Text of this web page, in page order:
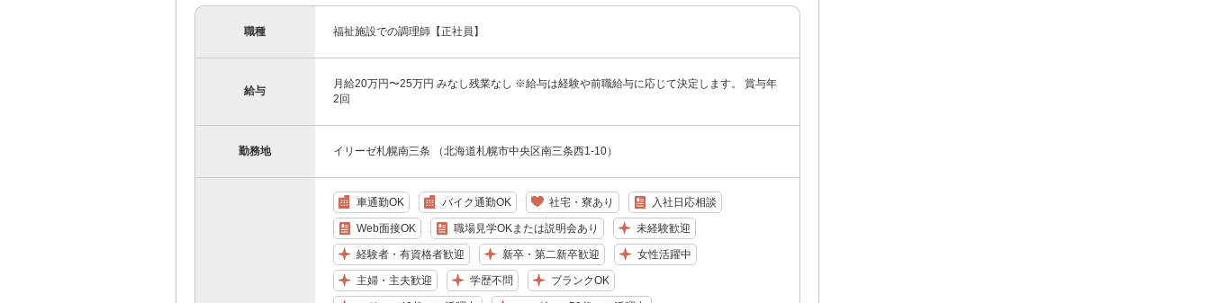
職種 福祉施設での調理師【正社員】
給与
月給20万円〜25万円 みなし残業なし ※給与は経験や前職給与に応じて決定します。 賞与年
2回
勤務地 イリーゼ札幌南三条 （北海道札幌市中央区南三条西1-10）
車通勤OK バイク通勤OK 社宅・寮あり 入社日応相談
Web面接OK 職場見学OKまたは説明会あり 未経験歓迎
経験者・有資格者歓迎 新卒・第二新卒歓迎 女性活躍中
主婦・主夫歓迎 学歴不問 ブランクOK